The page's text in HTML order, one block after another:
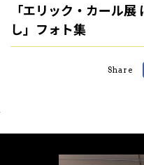
「エリック・カール
し」フォト集
Share